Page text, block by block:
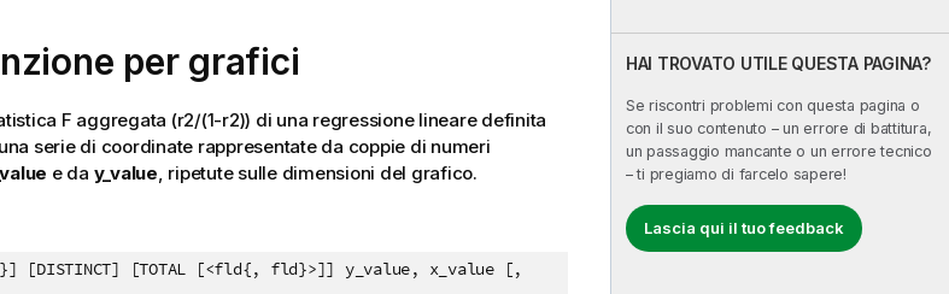
HAI TROVATO UTILE QUESTA PAGINA?
Se riscontri problemi con questa pagina o
con il suo contenuto – un errore di battitura,
un passaggio mancante o un errore tecnico
– ti pregiamo di farcelo sapere!
Lascia qui il tuo feedback
per grafici
F aggregata (r2/(1-r2)) di una regressione lineare definita
serie di coordinate rappresentate da coppie di numeri
e da y_value, ripetute sulle dimensioni del grafico.
[DISTINCT] [TOTAL [<fld{, fld}>]] y_value, x_value [,